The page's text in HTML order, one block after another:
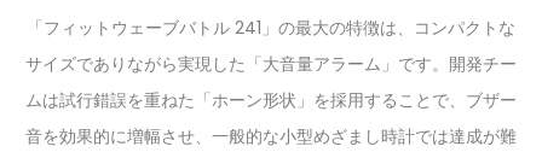
「フィットウェーブバトル 241」の最大の特徴は、コンパクトな
サイズでありながら実現した「大音量アラーム」です。開発チー
ムは試行錯誤を重ねた「ホーン形状」を採用することで、ブザー
音を効果的に増幅させ、一般的な小型めざまし時計では達成が難